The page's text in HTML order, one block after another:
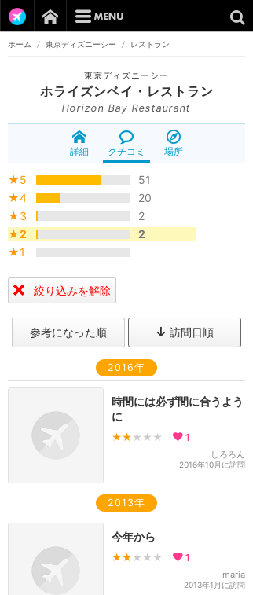
ホーム / 東京ディズニーシー / レストラン
東京ディズニーシー
ホライズンベイ・レストラン
Horizon Bay Restaurant
詳細 クチコミ 場所
★5
51
★4
20
★3
2
★2
2
★1
絞り込みを解除
参考になった順 訪問日順
2016年
時間には必ず間に合うよう
に
★★ ★★★ 1
しろろん
2016年10月に訪問
2013年
今年から
★★ ★★★ 1
maria
2013年1月に訪問